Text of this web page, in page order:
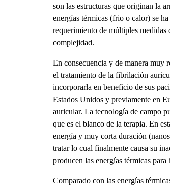
son las estructuras que originan la
energías térmicas (frio o calor) se
requerimiento de múltiples
complejidad.
En consecuencia y de manera muy
el tratamiento de la fibrilación
incorporarla en beneficio de sus
Estados Unidos y previamente en
auricular. La tecnología de campo
que es el blanco de la terapia. En
energía y muy corta duración
tratar lo cual finalmente causa su
producen las energías térmicas para
Comparado con las energías